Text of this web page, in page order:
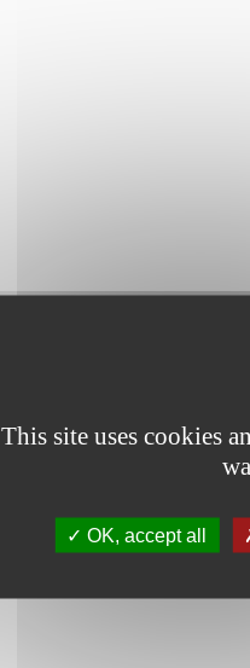
This site uses cookies
OK, accept all